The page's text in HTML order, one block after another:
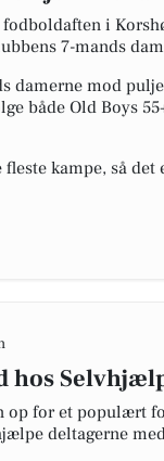
i
7-mands
damerne mod
både Old Boys
kampe, så
op for et populært
deltagerne